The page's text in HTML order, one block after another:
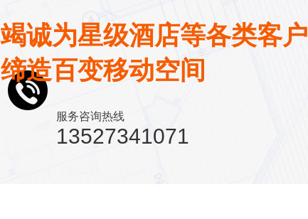
竭诚为星级酒店等各类客户
缔造百变移动空间
服务咨询热线
13527341071